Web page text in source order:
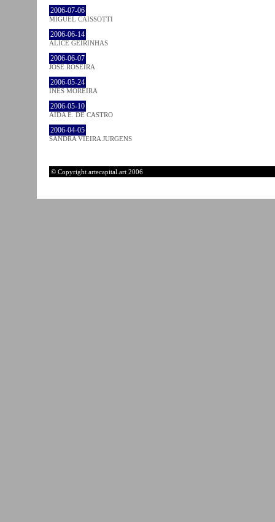
2006-07-06
MIGUEL CAISSOTTI
2006-06-14
ALICE GEIRINHAS
2006-06-07
JOSÉ ROSEIRA
2006-05-24
INÊS MOREIRA
2006-05-10
AIDA E. DE CASTRO
2006-04-05
SANDRA VIEIRA JURGENS
© Copyright artecapital.art 2006